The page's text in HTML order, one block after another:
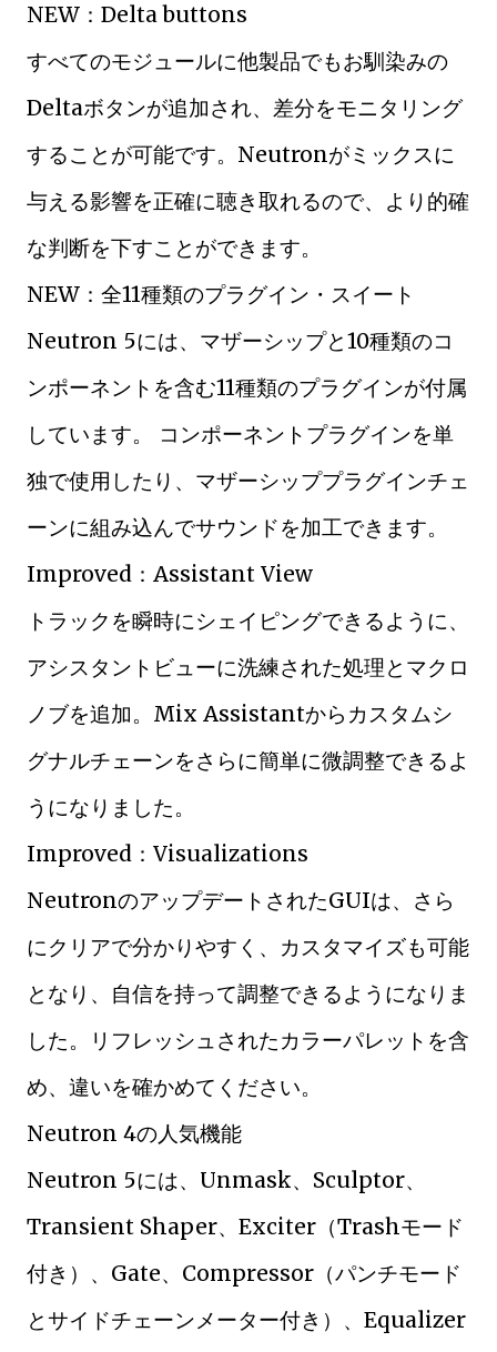
NEW：Delta buttons
すべてのモジュールに他製品でもお馴染みの
Deltaボタンが追加され、差分をモニタリング
することが可能です。Neutronがミックスに
与える影響を正確に聴き取れるので、より的確
な判断を下すことができます。
NEW：全11種類のプラグイン・スイート
Neutron 5には、マザーシップと10種類のコ
ンポーネントを含む11種類のプラグインが付属
しています。 コンポーネントプラグインを単
独で使用したり、マザーシッププラグインチェ
ーンに組み込んでサウンドを加工できます。
Improved：Assistant View
トラックを瞬時にシェイピングできるように、
アシスタントビューに洗練された処理とマクロ
ノブを追加。Mix Assistantからカスタムシ
グナルチェーンをさらに簡単に微調整できるよ
うになりました。
Improved：Visualizations
NeutronのアップデートされたGUIは、さら
にクリアで分かりやすく、カスタマイズも可能
となり、自信を持って調整できるようになりま
した。リフレッシュされたカラーパレットを含
め、違いを確かめてください。
Neutron 4の人気機能
Neutron 5には、Unmask、Sculptor、
Transient Shaper、Exciter（Trashモード
付き）、Gate、Compressor（パンチモード
とサイドチェーンメーター付き）、Equalizer